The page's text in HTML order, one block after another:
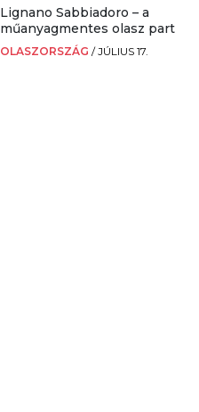
Lignano Sabbiadoro – a
műanyagmentes olasz part
OLASZORSZÁG /JÚLIUS 17.